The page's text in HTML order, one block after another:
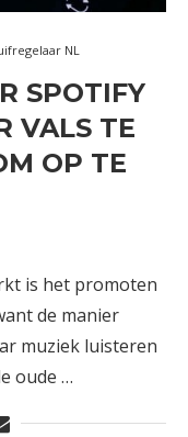
NL
SPOTIFY
VALS TE
OP TE
is het promoten
de manier
muziek luisteren
oude …